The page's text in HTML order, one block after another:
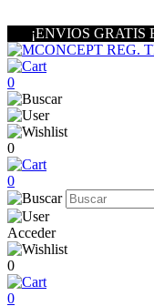
¡ENVIOS GRATIS
0
0
0
Acceder
0
0